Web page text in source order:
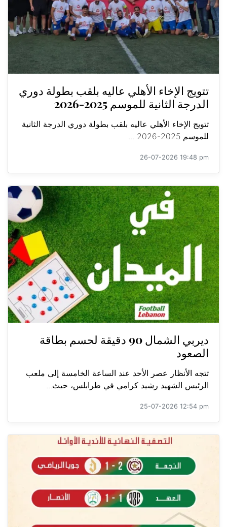
تتويج الإخاء الأهلي عاليه بلقب بطولة دوري
الدرجة الثانية للموسم 2025-2026
تتويج الإخاء الأهلي عاليه بلقب بطولة دوري الدرجة الثانية
للموسم 2025-2026 ...
26-07-2026 19:48 pm
ديربي الشمال 90 دقيقة لحسم بطاقة
الصعود
تتجه الأنظار عصر الأحد عند الساعة الخامسة إلى ملعب
الرئيس الشهيد رشيد كرامي في طرابلس، حيث...
25-07-2026 12:54 pm